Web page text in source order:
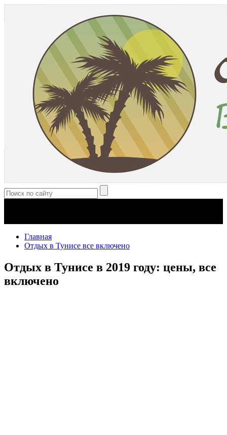
Главная
Отдых в Тунисе все включено
Отдых в Тунисе в 2019 году: цены, все
включено